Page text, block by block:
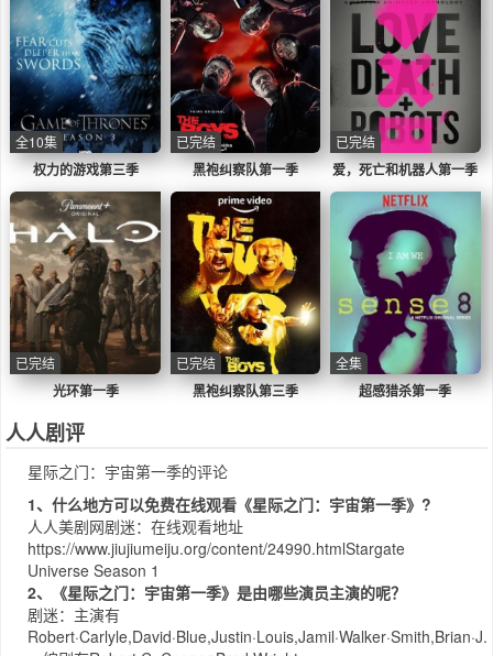
权力的游戏第三季
全10集
黑袍纠察队第一季
已完结
爱，死亡和机器人第一季
已完结
光环第一季
已完结
黑袍纠察队第三季
已完结
超感猎杀第一季
全集
人人剧评
星际之门：宇宙第一季的评论
1、什么地方可以免费在线观看《星际之门：宇宙第一季》?
人人美剧网剧迷：在线观看地址
https://www.jiujiumeiju.org/content/24990.htmlStargate
Universe Season 1
2、《星际之门：宇宙第一季》是由哪些演员主演的呢？
剧迷：主演有